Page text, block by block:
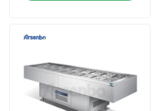
বাণিজ্যিক পানীয় রেফ্রিজারেটর
বাণিজ্যিক সুপারমার্কেট রেফ্রিজারেটর